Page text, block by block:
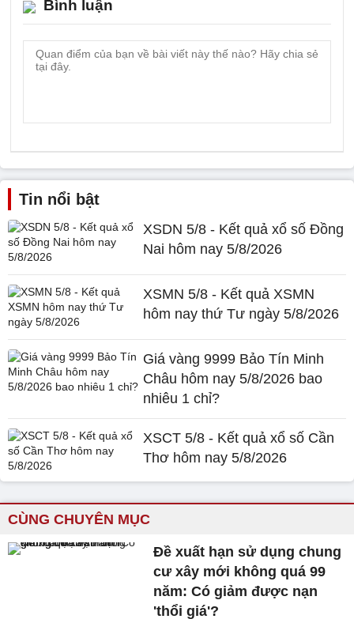
Bình luận
Tin nổi bật
XSDN 5/8 - Kết quả xổ số Đồng
Nai hôm nay 5/8/2026
XSMN 5/8 - Kết quả XSMN
hôm nay thứ Tư ngày 5/8/2026
Giá vàng 9999 Bảo Tín Minh
Châu hôm nay 5/8/2026 bao
nhiêu 1 chỉ?
XSCT 5/8 - Kết quả xổ số Cần
Thơ hôm nay 5/8/2026
CÙNG CHUYÊN MỤC
Đề xuất hạn sử dụng chung
cư xây mới không quá 99
năm: Có giảm được nạn
'thổi giá'?